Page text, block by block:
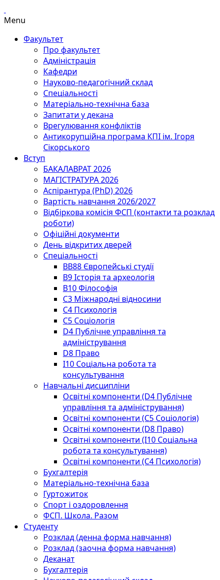
Menu
Факультет
Про факультет
Адміністрація
Кафедри
Науково-педагогічний склад
Спеціальності
Матеріально-технічна база
Запитати у декана
Врегулювання конфліктів
Антикорупційна програма КПІ ім. Ігоря
Сікорського
Вступ
БАКАЛАВРАТ 2026
МАГІСТРАТУРА 2026
Аспірантура (PhD) 2026
Вартість навчання 2026/2027
Відбіркова комісія ФСП (контакти та розклад
роботи)
Офіційні документи
День відкритих дверей
Спеціальності
BВ88 Європейські студії
B9 Історія та археологія
B10 Філософія
C3 Міжнародні відносини
C4 Психологія
С5 Соціологія
D4 Публічне управління та
адміністрування
D8 Право
I10 Соціальна робота та
консультування
Навчальні дисципліни
Освітні компоненти (D4 Публічне
управління та адміністрування)
Освітні компоненти (С5 Соціологія)
Освітні компоненти (D8 Право)
Освітні компоненти (I10 Соціальна
робота та консультування)
Освітні компоненти (С4 Психологія)
Бухгалтерія
Матеріально-технічна база
Гуртожиток
Спорт і оздоровлення
ФСП. Школа. Разом
Студенту
Розклад (денна форма навчання)
Розклад (заочна форма навчання)
Деканат
Бухгалтерія